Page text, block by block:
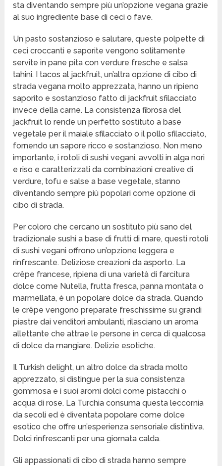
sta diventando sempre più un’opzione vegana grazie
al suo ingrediente base di ceci o fave.
Un pasto sostanzioso e salutare, queste polpette di
ceci croccanti e saporite vengono solitamente
servite in pane pita con verdure fresche e salsa
tahini. I tacos al jackfruit, un’altra opzione di cibo di
strada vegana molto apprezzata, hanno un ripieno
saporito e sostanzioso fatto di jackfruit sfilacciato
invece della carne. La consistenza fibrosa del
jackfruit lo rende un perfetto sostituto a base
vegetale per il maiale sfilacciato o il pollo sfilacciato,
fornendo un sapore ricco e sostanzioso. Non meno
importante, i rotoli di sushi vegani, avvolti in alga nori
e riso e caratterizzati da combinazioni creative di
verdure, tofu e salse a base vegetale, stanno
diventando sempre più popolari come opzione di
cibo di strada.
Per coloro che cercano un sostituto più sano del
tradizionale sushi a base di frutti di mare, questi rotoli
di sushi vegani offrono un’opzione leggera e
rinfrescante. Deliziose creazioni da asporto. La
crêpe francese, ripiena di una varietà di farcitura
dolce come Nutella, frutta fresca, panna montata o
marmellata, è un popolare dolce da strada. Quando
le crêpe vengono preparate freschissime su grandi
piastre dai venditori ambulanti, rilasciano un aroma
allettante che attrae le persone in cerca di qualcosa
di dolce da mangiare. Delizie esotiche.
Il Turkish delight, un altro dolce da strada molto
apprezzato, si distingue per la sua consistenza
gommosa e i suoi aromi dolci come pistacchi o
acqua di rose. La Turchia consuma questa leccornia
da secoli ed è diventata popolare come dolce
esotico che offre un’esperienza sensoriale distintiva.
Dolci rinfrescanti per una giornata calda.
Gli appassionati di cibo di strada hanno sempre